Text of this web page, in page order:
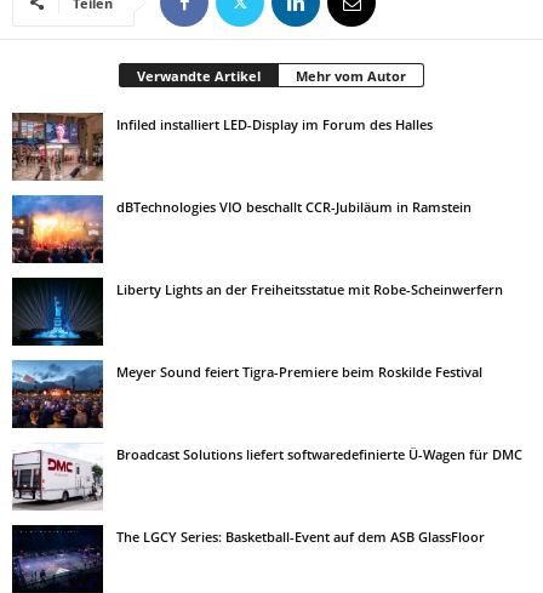
Verwandte Artikel Mehr vom Autor
Infiled installiert LED-Display im Forum des Halles
dBTechnologies VIO beschallt CCR-Jubiläum in Ramstein
Liberty Lights an der Freiheitsstatue mit Robe-Scheinwerfern
Meyer Sound feiert Tigra-Premiere beim Roskilde Festival
Broadcast Solutions liefert softwaredefinierte Ü-Wagen für DMC
The LGCY Series: Basketball-Event auf dem ASB GlassFloor